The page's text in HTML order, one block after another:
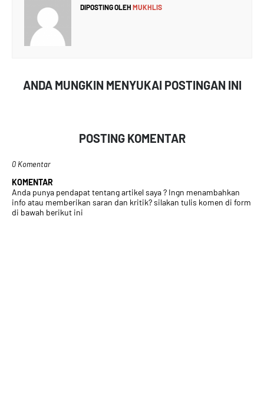
DIPOSTING OLEH MUKHLIS
ANDA MUNGKIN MENYUKAI POSTINGAN INI
POSTING KOMENTAR
0 Komentar
KOMENTAR
Anda punya pendapat tentang artikel saya ? Ingn menambahkan
info atau memberikan saran dan kritik? silakan tulis komen di form
di bawah berikut ini